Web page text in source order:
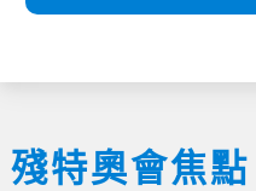
殘特奧會焦點